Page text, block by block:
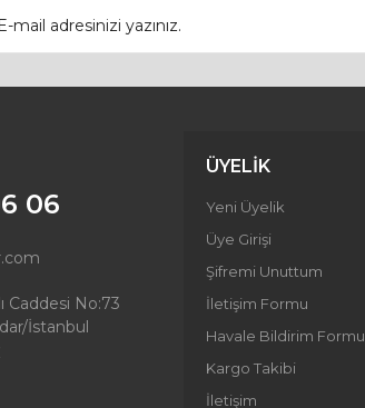
06
Caddesi No:73
İstanbul
ÜYELİK
Yeni Üyelik
Üye Girişi
Şifremi Unuttum
İletişim Formu
Havale Bildirim Formu
Kargo Takibi
İletişim